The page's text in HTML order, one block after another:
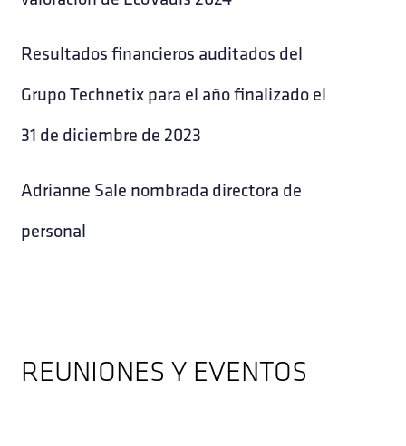
Resultados financieros auditados del
Grupo Technetix para el año finalizado el
31 de diciembre de 2023
Adrianne Sale nombrada directora de
personal
REUNIONES Y EVENTOS